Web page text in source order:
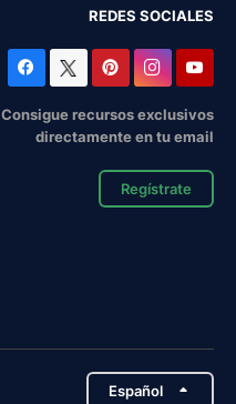
REDES SOCIALES
Consigue recursos exclusivos
directamente en tu email
Regístrate
Español